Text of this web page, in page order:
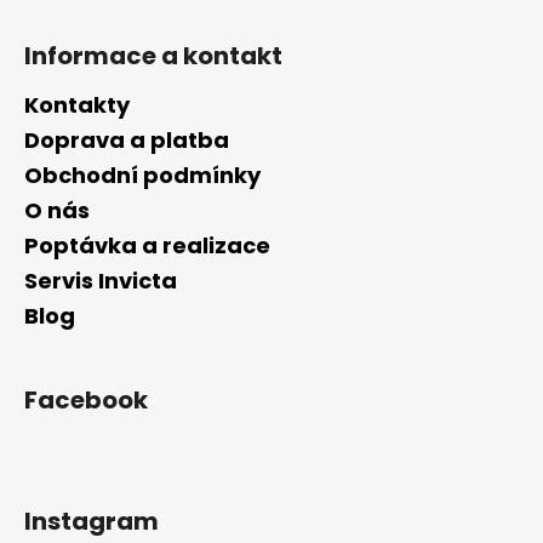
j
m
e
Informace a kontakt
Kontakty
Doprava a platba
Obchodní podmínky
O nás
Poptávka a realizace
Servis Invicta
Blog
Facebook
Instagram